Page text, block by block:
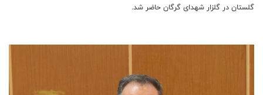
گلستان در گلزار شهدای گرگان حاضر شد.